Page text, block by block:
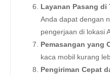
Layanan Pasang di
Anda dapat dengan
pengerjaan di lokasi
Pemasangan yang
kaca mobil kurang
Pengiriman Cepat